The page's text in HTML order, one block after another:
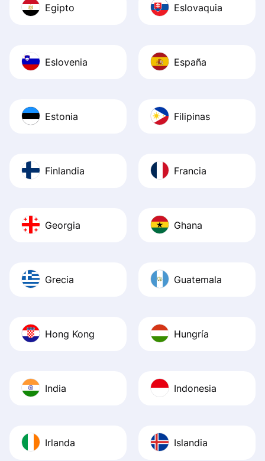
Egipto Eslovaquia
Eslovenia España
Estonia Filipinas
Finlandia Francia
Georgia Ghana
Grecia Guatemala
Hong Kong Hungría
India Indonesia
Irlanda Islandia